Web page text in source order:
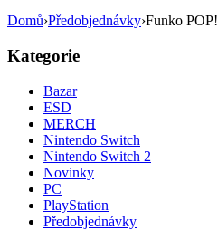
Domů›Předobjednávky›Funko POP!
Kategorie
Bazar
ESD
MERCH
Nintendo Switch
Nintendo Switch 2
Novinky
PC
PlayStation
Předobjednávky